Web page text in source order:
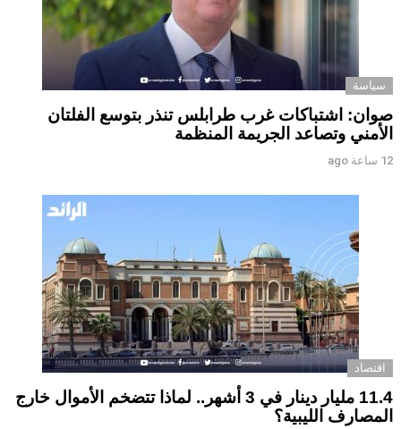
سياسة
صوان: اشتباكات غرب طرابلس تنذر بتوسع الفلتان
الأمني وتصاعد الجريمة المنظمة
12 ساعة ago
اقتصاد
11.4 مليار دينار في 3 أشهر.. لماذا تتضخم الأموال خارج
المصارف الليبية؟